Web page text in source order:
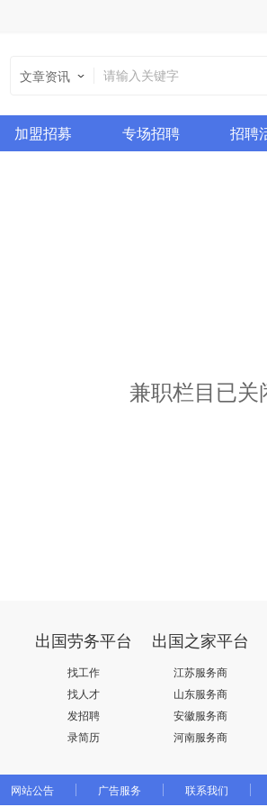
文章资讯
加盟招募 专场招聘 招聘
兼职栏目已关
出国劳务平台
找工作
找人才
发招聘
录简历
出国之家平台
江苏服务商
山东服务商
安徽服务商
河南服务商
网站公告 广告服务 联系我们